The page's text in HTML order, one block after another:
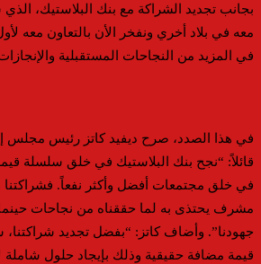
بجانب تجديد الشراكة مع بنك البلاستيك،
معه في بلاد أخري ونفخر الأن بالتعاون معه
في المزيد من النجاحات المستقبلية
في هذا الصدد، صرح ديفيد كاتز رئيس مجلس
قائلاً: “نجح بنك البلاستيك في خلق سلسلة
في خلق مجتمعات أفضل وأكثر نفعاً. فشراكتنا
مشرف يحتذى به لما حققناه من نجاحات
جهودنا”. وأضاف كاتز: “بفضل تجديد
قيمة مضافة حقيقية وذلك بإيجاد حلول شاملة